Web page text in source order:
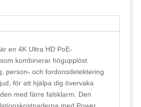
en 4K Ultra HD PoE-
kombinerar högupplöst
person- och fordonsdetektering
för att hjälpa dig övervaka
med färre falsklarm. Den